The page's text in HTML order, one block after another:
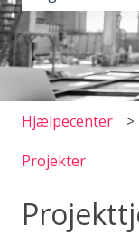
Der er ingen
Hjælpecenter
Projekter